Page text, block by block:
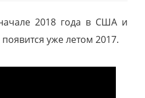
2018 года в США и
появится уже летом 2017.